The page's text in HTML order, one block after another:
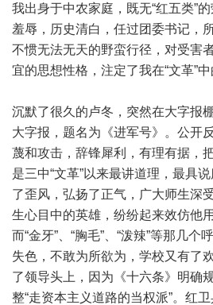
我出身于中农家庭，既无“红五类”
羞辱，历史清白，任过团委书记，
不惯无法无天的野蛮行径，对受害
宜的思想性格，注定了我在“文革”中
沉默了很久的卢冬，突然在大字报
大字报，题名为《进军号》。公开
蔑和攻击，辞锋犀利，有理有据，
是三中“文革”以来最讲道理，最具
了歪风，弘扬了正气，广大师生深
生心目中的英雄，纷纷起来效仿他
而“金牙”、“胸毛”、“泼辣”等那几
失色，不敢为所欲为，学校又有了
了领导头上，因为《十六条》明确
整“走资本主义道路的当权派”。红